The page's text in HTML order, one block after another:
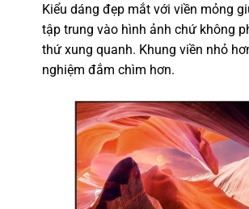
Kiểu dáng đẹp mắt với viền mỏng
tập trung vào hình ảnh chứ không
thứ xung quanh. Khung viền nhỏ
nghiệm đắm chìm hơn.